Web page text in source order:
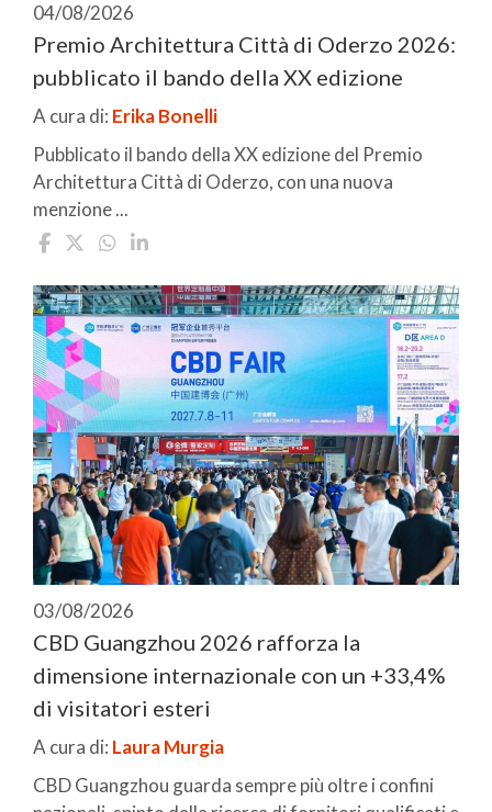
04/08/2026
Premio Architettura Città di Oderzo 2026:
pubblicato il bando della XX edizione
A cura di: Erika Bonelli
Pubblicato il bando della XX edizione del Premio
Architettura Città di Oderzo, con una nuova
menzione ...
03/08/2026
CBD Guangzhou 2026 rafforza la
dimensione internazionale con un +33,4%
di visitatori esteri
A cura di: Laura Murgia
CBD Guangzhou guarda sempre più oltre i confini